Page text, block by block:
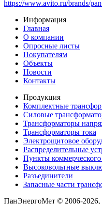
https://www.avito.ru/brands/
Информация
Главная
О компании
Опросные листы
Покупателям
Объекты
Новости
Контакты
Продукция
Комплектные
Силовые
Трансформаторы
Трансформаторы тока
Электрощитовое
Распределительные
Пункты коммерческого
Высоковольтные
Разъединители
Запасные части
ПанЭнергоМет © 2006-2026,